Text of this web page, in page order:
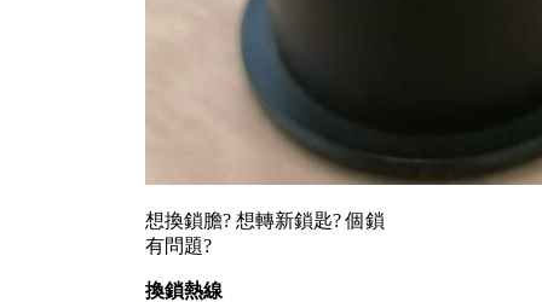
想換鎖膽? 想轉新鎖匙? 個鎖
有問題?
換鎖熱線